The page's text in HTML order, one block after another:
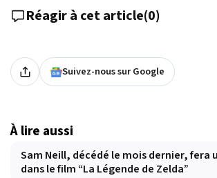
Réagir à cet article(0)
Suivez-nous sur Google
À lire aussi
Sam Neill, décédé le mois dernier, fera
dans le film “La Légende de Zelda”